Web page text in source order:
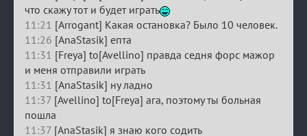
что скажу тот и будет играть
11:21 [Arrogant] Какая остановка? Было 10 человек.
11:26 [AnaStasik] епта
11:31 [Freya] to[Avellino] правда седня форс мажор
и меня отправили играть
11:31 [AnaStasik] ну ладно
11:37 [Avellino] to[Freya] ага, поэтому ты больная
пошла
11:37 [AnaStasik] я знаю кого содить